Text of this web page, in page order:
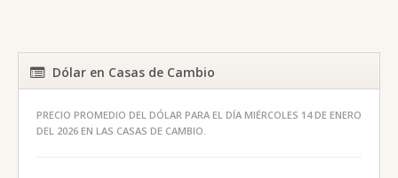
Dólar en Casas de Cambio
PRECIO PROMEDIO DEL DÓLAR PARA EL DÍA MIÉRCOLES 14 DE ENERO
DEL 2026 EN LAS CASAS DE CAMBIO.